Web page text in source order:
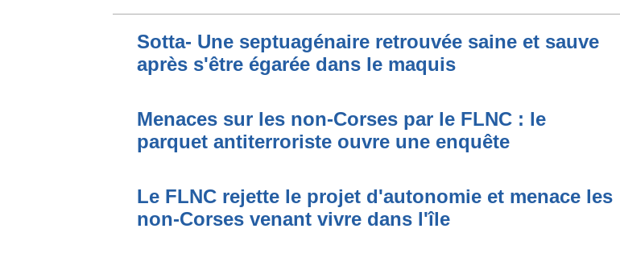
Sotta- Une septuagénaire retrouvée saine et sauve
après s'être égarée dans le maquis
Menaces sur les non-Corses par le FLNC : le
parquet antiterroriste ouvre une enquête
Le FLNC rejette le projet d'autonomie et menace les
non-Corses venant vivre dans l'île